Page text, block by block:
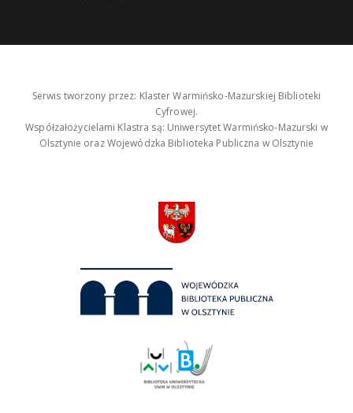
Serwis tworzony przez: Klaster Warmińsko-Mazurskiej Biblioteki
Cyfrowej.
Współzałożycielami Klastra są: Uniwersytet Warmińsko-Mazurski w
Olsztynie oraz Wojewódzka Biblioteka Publiczna w Olsztynie